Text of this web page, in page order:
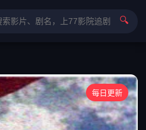
🔍
每日更新